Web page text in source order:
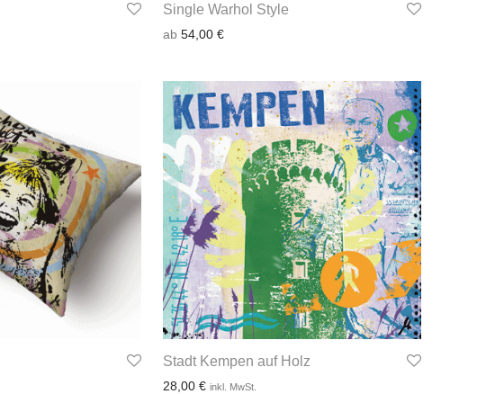
Single Warhol Style
ab 54,00 €
Stadt Kempen auf Holz
28,00 € inkl. MwSt.